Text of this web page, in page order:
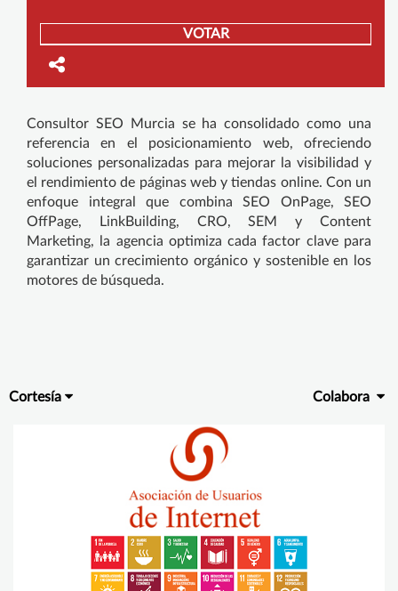
VOTAR
Consultor SEO Murcia se ha consolidado como una
referencia en el posicionamiento web, ofreciendo
soluciones personalizadas para mejorar la visibilidad y
el rendimiento de páginas web y tiendas online. Con un
enfoque integral que combina SEO OnPage, SEO
OffPage, LinkBuilding, CRO, SEM y Content
Marketing, la agencia optimiza cada factor clave para
garantizar un crecimiento orgánico y sostenible en los
motores de búsqueda.
Cortesía Colabora